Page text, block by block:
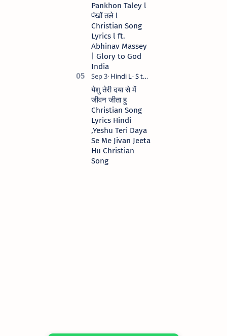
Pankhon Taley l
पंखों तले l
Christian Song
Lyrics l ft.
Abhinav Massey
| Glory to God
India
येशु तेरी दया से में
जीवन जीता हु
Christian Song
Lyrics Hindi
,Yeshu Teri Daya
Se Me Jivan Jeeta
Hu Christian
Song